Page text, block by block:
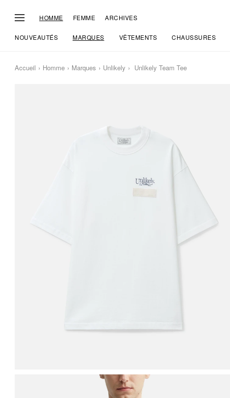
HOMME FEMME ARCHIVES
NOUVEAUTÉS MARQUES VÊTEMENTS CHAUSSURES
Accueil Homme Marques Unlikely Unlikely Team Tee